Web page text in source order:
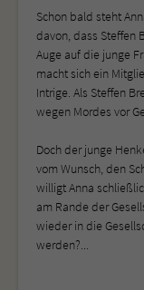
Schon bald steht
davon, dass Steffen
Auge auf die junge
macht sich ein
Intrige. Als Steffen
wegen Mordes vor
Doch der junge
vom Wunsch, den
willigt Anna
am Rande der
wieder in die
werden?...